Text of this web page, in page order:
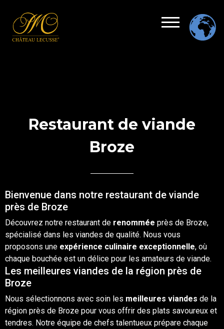
Restaurant de viande
Broze
Bienvenue dans notre restaurant de viande
près de Broze
Découvrez notre restaurant de renommée près de Broze,
spécialisé dans les viandes de qualité. Nous vous
proposons une expérience culinaire exceptionnelle, où
chaque bouchée est un délice pour les amateurs de viande.
Les meilleures viandes de la région près de
Broze
Nous sélectionnons avec soin les meilleures viandes de la
région près de Broze pour vous offrir des plats savoureux et
tendres. Notre équipe de chefs talentueux prépare chaque